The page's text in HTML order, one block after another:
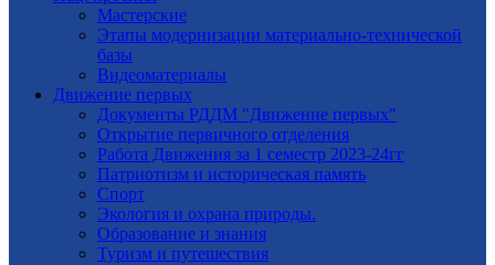
Мастерские
Этапы модернизации материально-технической
базы
Видеоматериалы
Движение первых
Документы РДДМ "Движение первых"
Открытие первичного отделения
Работа Движения за 1 семестр 2023-24гг
Патриотизм и историческая память
Спорт
Экология и охрана природы.
Образование и знания
Туризм и путешествия